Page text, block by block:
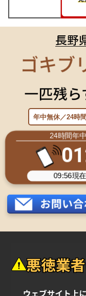
長野
年中無休／24時
24時間年
09:56現